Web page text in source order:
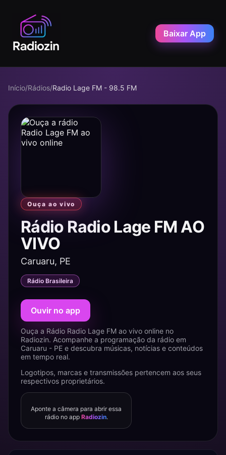
Baixar App
Início/Rádios/Radio Lage FM - 98.5 FM
Ouça ao vivo
Rádio Radio Lage FM AO
VIVO
Caruaru, PE
Rádio Brasileira
Ouvir no app
Ouça a Rádio Radio Lage FM ao vivo online no
Radiozin. Acompanhe a programação da rádio em
Caruaru - PE e descubra músicas, notícias e conteúdos
em tempo real.
Logotipos, marcas e transmissões pertencem aos seus
respectivos proprietários.
Aponte a câmera para abrir essa
rádio no app Radiozin.